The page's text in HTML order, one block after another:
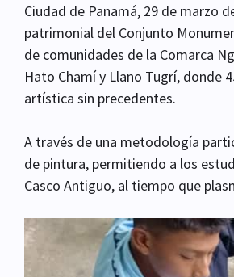
Ciudad de Panamá, 29 de marzo
patrimonial del Conjunto
de comunidades de la Comarca
Hato Chamí y Llano Tugrí, donde
artística sin precedentes.
A través de una metodología
de pintura, permitiendo a los
Casco Antiguo, al tiempo que